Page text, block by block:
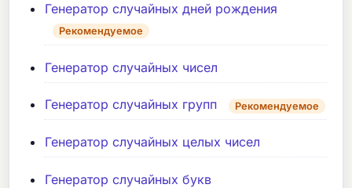
Генератор случайных дней рождения
Рекомендуемое
Генератор случайных чисел
Генератор случайных групп Рекомендуемое
Генератор случайных целых чисел
Генератор случайных букв